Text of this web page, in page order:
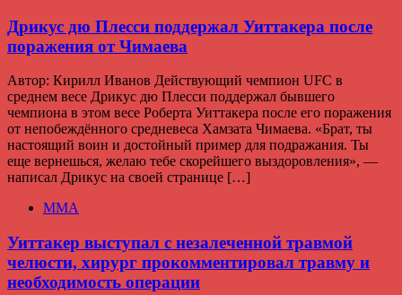
Дрикус дю Плесси поддержал Уиттакера после
поражения от Чимаева
Автор: Кирилл Иванов Действующий чемпион UFC в
среднем весе Дрикус дю Плесси поддержал бывшего
чемпиона в этом весе Роберта Уиттакера после его поражения
от непобеждённого средневеса Хамзата Чимаева. «Брат, ты
настоящий воин и достойный пример для подражания. Ты
еще вернешься, желаю тебе скорейшего выздоровления», —
написал Дрикус на своей странице […]
ММА
Уиттакер выступал с незалеченной травмой
челюсти, хирург прокомментировал травму и
необходимость операции